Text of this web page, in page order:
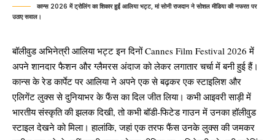
कान्स 2026 में ट्रोलिंग का शिकार हुईं आलिया भट्ट, मां सोनी राजदान ने सोशल मीडिया की नफरत पर
उठाए सवाल।
बॉलीवुड अभिनेत्री आलिया भट्ट इन दिनों Cannes Film Festival 2026 में
अपने शानदार फैशन और ग्लैमरस अंदाज को लेकर लगातार चर्चा में बनी हुई हैं।
कान्स के रेड कार्पेट पर आलिया ने अपने एक से बढ़कर एक स्टाइलिश और
एलिगेंट लुक्स से दुनियाभर के फैंस का दिल जीत लिया। कभी आइवरी साड़ी में
भारतीय संस्कृति की झलक दिखी, तो कभी बॉडी-फिटेड गाउन में उनका हॉलीवुड
स्टाइल देखने को मिला। हालांकि, जहां एक तरफ फैंस उनके लुक्स की जमकर